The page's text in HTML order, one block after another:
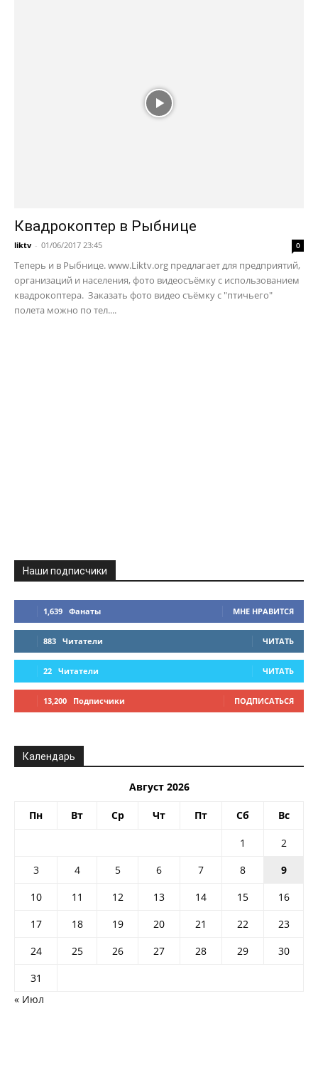
Квадрокоптер в Рыбнице
liktv - 01/06/2017 23:45 0
Теперь и в Рыбнице. www.Liktv.org предлагает для предприятий,
организаций и населения, фото видеосъёмку с использованием
квадрокоптера. Заказать фото видео съёмку с "птичьего"
полета можно по тел....
Наши подписчики
1,639 Фанаты МНЕ НРАВИТСЯ
883 Читатели ЧИТАТЬ
22 Читатели ЧИТАТЬ
13,200 Подписчики ПОДПИСАТЬСЯ
Календарь
Август 2026
Пн Вт Ср Чт Пт Сб Вс
1
2
3
4 5 6 7 8
9
10
11 12 13 14 15
16
17
18 19 20 21 22
23
24
25 26 27 28 29
30
31
« Июл